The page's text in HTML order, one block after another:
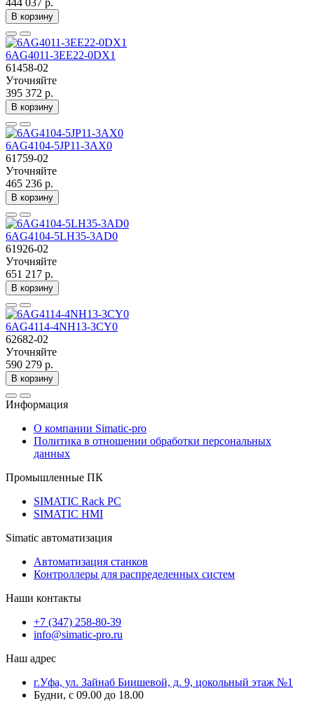
444 037 р.
В корзину
6AG4011-3EE22-0DX1
61458-02
Уточняйте
395 372 р.
В корзину
6AG4104-5JP11-3AX0
61759-02
Уточняйте
465 236 р.
В корзину
6AG4104-5LH35-3AD0
61926-02
Уточняйте
651 217 р.
В корзину
6AG4114-4NH13-3CY0
62682-02
Уточняйте
590 279 р.
В корзину
Информация
О компании Simatic-pro
Политика в отношении обработки персональных
данных
Промышленные ПК
SIMATIC Rack PC
SIMATIC HMI
Simatic автоматизация
Автоматизация станков
Контроллеры для распределенных систем
Наши контакты
+7 (347) 258-80-39
info@simatic-pro.ru
Наш адрес
г.Уфа, ул. Зайнаб Биишевой, д. 9, цокольный этаж №1
Будни, с 09.00 до 18.00